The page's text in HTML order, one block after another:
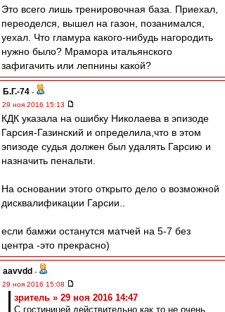
Это всего лишь тренировочная база. Приехал,
переоделся, вышел на газон, позанимался,
уехал. Что гламура какого-нибудь нагородить
нужно было? Мрамора итальянского
зафигачить или лепнины какой?
Б.Г.-74 -
29 ноя 2016 15:13
КДК указала на ошибку Николаева в эпизоде
Гарсия-Газинский и определила,что в этом
эпизоде судья должен был удалять Гарсию и
назначить пенальти.
На основании этого открыто дело о возможной
дисквалификации Гарсии..
если бамжи останутся матчей на 5-7 без
центра -это прекрасно)
aavvdd -
29 ноя 2016 15:08
зpитель » 29 ноя 2016 14:47
С гостиницей действительно как то не очень.